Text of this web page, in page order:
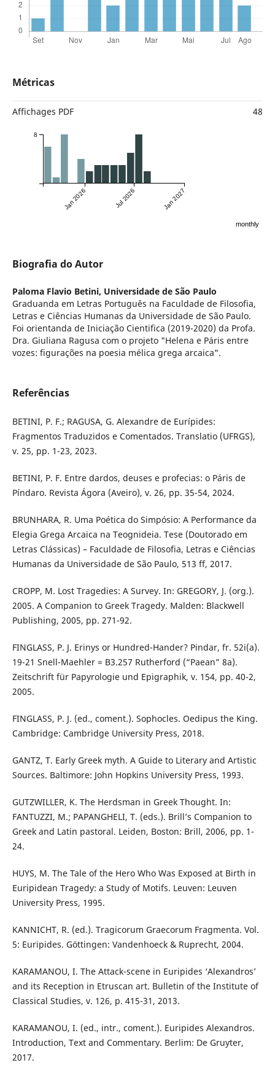
Métricas
Affichages PDF 48
Jan 2026 Jul 2026 Jan 2027
8
monthly
Biografia do Autor
Paloma Flavio Betini, Universidade de São Paulo
Graduanda em Letras Português na Faculdade de Filosofia,
Letras e Ciências Humanas da Universidade de São Paulo.
Foi orientanda de Iniciação Cientifica (2019-2020) da Profa.
Dra. Giuliana Ragusa com o projeto "Helena e Páris entre
vozes: figurações na poesia mélica grega arcaica".
Referências
BETINI, P. F.; RAGUSA, G. Alexandre de Eurípides:
Fragmentos Traduzidos e Comentados. Translatio (UFRGS),
v. 25, pp. 1-23, 2023.
BETINI, P. F. Entre dardos, deuses e profecias: o Páris de
Píndaro. Revista Ágora (Aveiro), v. 26, pp. 35-54, 2024.
BRUNHARA, R. Uma Poética do Simpósio: A Performance da
Elegia Grega Arcaica na Teognideia. Tese (Doutorado em
Letras Clássicas) – Faculdade de Filosofia, Letras e Ciências
Humanas da Universidade de São Paulo, 513 ff, 2017.
CROPP, M. Lost Tragedies: A Survey. In: GREGORY, J. (org.).
2005. A Companion to Greek Tragedy. Malden: Blackwell
Publishing, 2005, pp. 271-92.
FINGLASS, P. J. Erinys or Hundred-Hander? Pindar, fr. 52i(a).
19-21 Snell-Maehler = B3.257 Rutherford (“Paean” 8a).
Zeitschrift für Papyrologie und Epigraphik, v. 154, pp. 40-2,
2005.
FINGLASS, P. J. (ed., coment.). Sophocles. Oedipus the King.
Cambridge: Cambridge University Press, 2018.
GANTZ, T. Early Greek myth. A Guide to Literary and Artistic
Sources. Baltimore: John Hopkins University Press, 1993.
GUTZWILLER, K. The Herdsman in Greek Thought. In:
FANTUZZI, M.; PAPANGHELI, T. (eds.). Brill’s Companion to
Greek and Latin pastoral. Leiden, Boston: Brill, 2006, pp. 1-
24.
HUYS, M. The Tale of the Hero Who Was Exposed at Birth in
Euripidean Tragedy: a Study of Motifs. Leuven: Leuven
University Press, 1995.
KANNICHT, R. (ed.). Tragicorum Graecorum Fragmenta. Vol.
5: Euripides. Göttingen: Vandenhoeck & Ruprecht, 2004.
KARAMANOU, I. The Attack-scene in Euripides ‘Alexandros’
and its Reception in Etruscan art. Bulletin of the Institute of
Classical Studies, v. 126, p. 415-31, 2013.
KARAMANOU, I. (ed., intr., coment.). Euripides Alexandros.
Introduction, Text and Commentary. Berlim: De Gruyter,
2017.